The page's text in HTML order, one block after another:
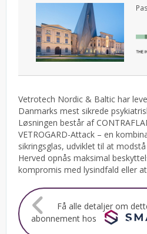
Vetrotech Nordic & Baltic har
Danmarks mest sikrede
Løsningen består af
VETROGARD-Attack – en
sikringsglas, udviklet til at
Herved opnås maksimal
kompromis med lysindfald eller
Få alle detaljer om
abonnement hos